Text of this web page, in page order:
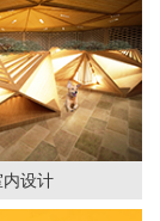
内设计